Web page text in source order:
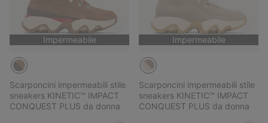
Impermeabile
Scarponcini impermeabili stile
sneakers KINETIC™ IMPACT
CONQUEST PLUS da donna
Impermeabile
Scarponcini impermeabili stile
sneakers KINETIC™ IMPACT
CONQUEST PLUS da donna